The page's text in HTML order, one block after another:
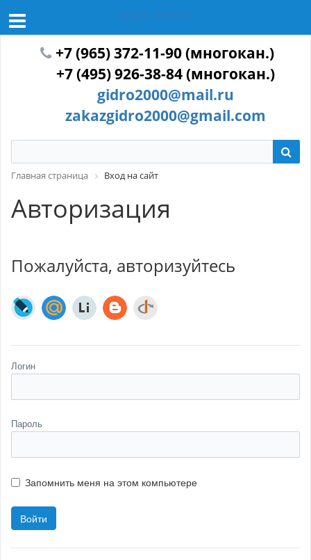
ГИДРОТЕХМАШ
+7 (965) 372-11-90 (многокан.)
+7 (495) 926-38-84 (многокан.)
gidro2000@mail.ru
zakazgidro2000@gmail.com
Главная страница Вход на сайт
Авторизация
Пожалуйста, авторизуйтесь
Логин
Пароль
Запомнить меня на этом компьютере